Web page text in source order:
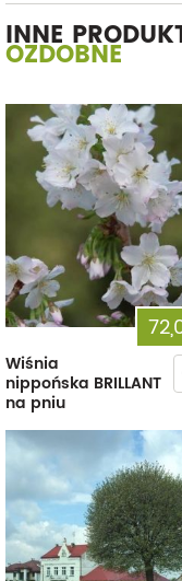
INNE
OZDOBNE
Wiśnia
nippońska BRILLANT
na pniu